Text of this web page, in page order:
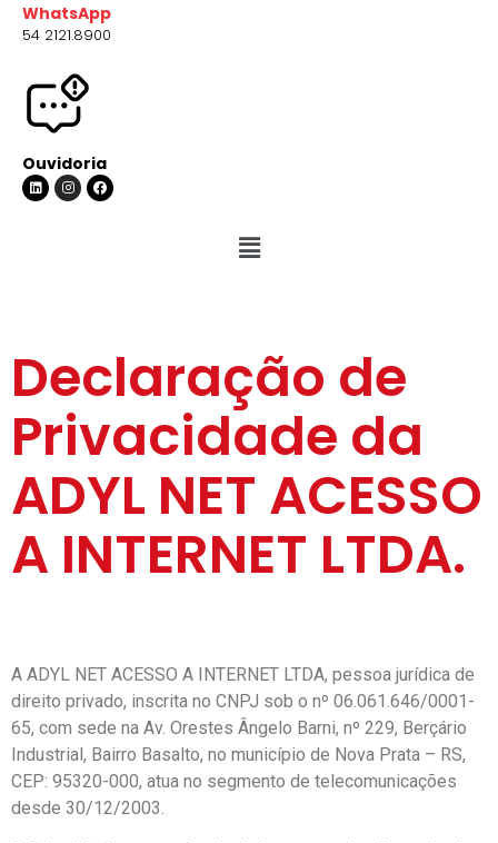
WhatsApp
54 2121.8900
Ouvidoria
Declaração de
Privacidade da
ADYL NET ACESSO
A INTERNET LTDA.
A ADYL NET ACESSO A INTERNET LTDA, pessoa jurídica de
direito privado, inscrita no CNPJ sob o nº 06.061.646/0001-
65, com sede na Av. Orestes Ângelo Barni, nº 229, Berçário
Industrial, Bairro Basalto, no município de Nova Prata – RS,
CEP: 95320-000, atua no segmento de telecomunicações
desde 30/12/2003.